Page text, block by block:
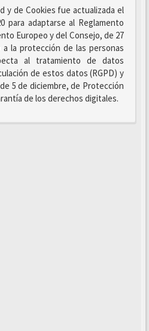
y de Cookies fue actualizada el
para adaptarse al Reglamento
Europeo y del Consejo, de 27
la protección de las personas
al tratamiento de datos
de estos datos (RGPD) y
5 de diciembre, de Protección
de los derechos digitales.